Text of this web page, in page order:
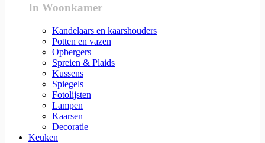
In Woonkamer
Kandelaars en kaarshouders
Potten en vazen
Opbergers
Spreien & Plaids
Kussens
Spiegels
Fotolijsten
Lampen
Kaarsen
Decoratie
Keuken